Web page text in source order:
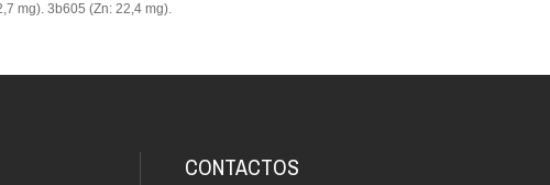
mg). 3b605 (Zn: 22,4 mg).
CONTACTOS